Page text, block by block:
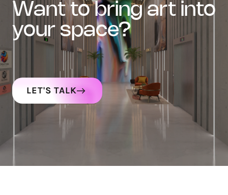
want to bring art into
your space?
LET'S TALK